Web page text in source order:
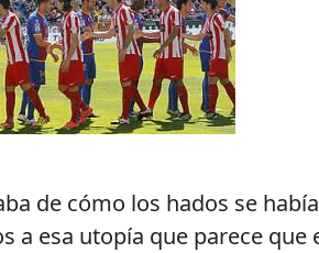
de cómo los hados se
a esa utopía que parece que